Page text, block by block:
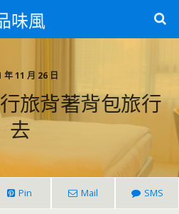
味風
年 11 月 26 日
旅背著背包旅行
去
Pin Mail SMS